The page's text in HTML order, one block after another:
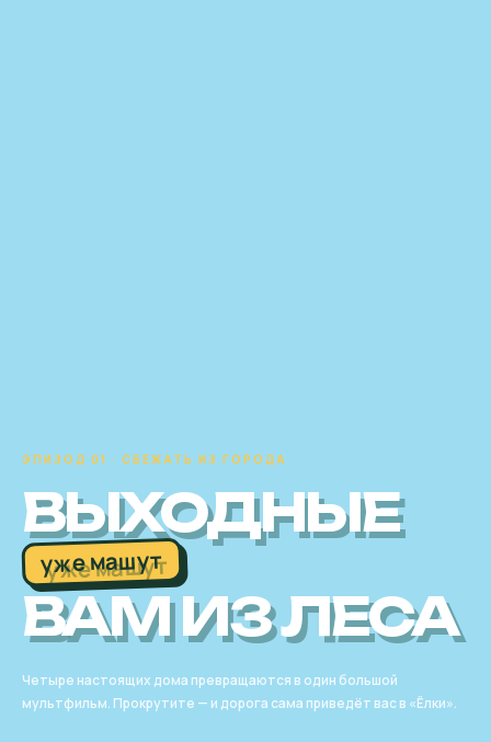
ЭПИЗОД 01 · СБЕЖАТЬ ИЗ ГОРОДА
ВЫХОДНЫЕ
уже машут
ВАМ ИЗ ЛЕСА
Четыре настоящих дома превращаются в один большой
мультфильм. Прокрутите — и дорога сама приведёт вас в «Ёлки».